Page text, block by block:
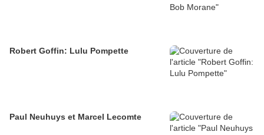
Robert Goffin: Lulu Pompette
Paul Neuhuys et Marcel Lecomte